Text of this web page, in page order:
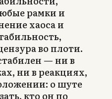
рамки и
хаоса и
во плоти.
— ни в
ни в реакциях,
о шуте
кто он по